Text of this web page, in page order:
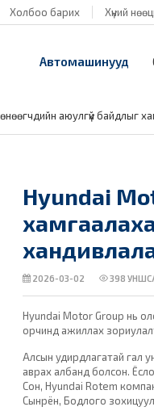
Холбоо барих Хүний
Автомашинууд
аюулгүй байдлыг
Hyundai
2026-03-02 398
Hyundai Motor Group нь
орчинд ажиллах
Алсын удирдлагатай гал
аврах албанд болсон.
Сон, Hyundai Rotem
Сынрён, Бодлого